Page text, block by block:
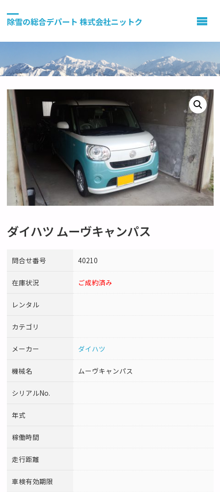
除雪の総合デパート 株式会社ニットク
ダイハツ ムーヴキャンパス
問合せ番号 40210
在庫状況 ご成約済み
レンタル
カテゴリ
メーカー ダイハツ
機械名 ムーヴキャンパス
シリアルNo.
年式
稼働時間
走行距離
車検有効期限